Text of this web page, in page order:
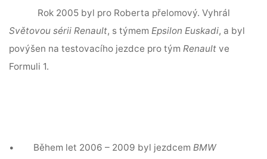
Rok 2005 byl pro Roberta přelomový. Vyhrál
Světovou sérii Renault, s týmemEpsilon Euskadi, a byl
povýšen na testovacího jezdce pro týmRenault ve
Formuli 1.
• Během let 2006 – 2009 byl jezdcemBMW